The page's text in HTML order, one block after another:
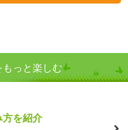
っと楽しむ
を紹介